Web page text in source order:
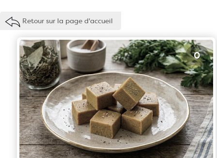
Retour sur la page d'accueil
0